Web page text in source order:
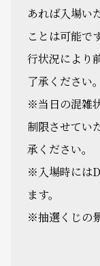
あれば入場い
ことは可能で
行状況により
了承ください。
※当日の混雑
制限させてい
承ください。
※入場時には
ます。
※抽選くじの